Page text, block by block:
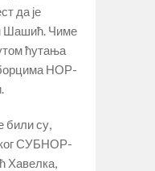
да је
Шашић. Чиме
ћутања
НОР-
били су,
СУБНОР-
Хавелка,